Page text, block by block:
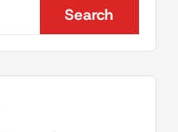
Search
Search